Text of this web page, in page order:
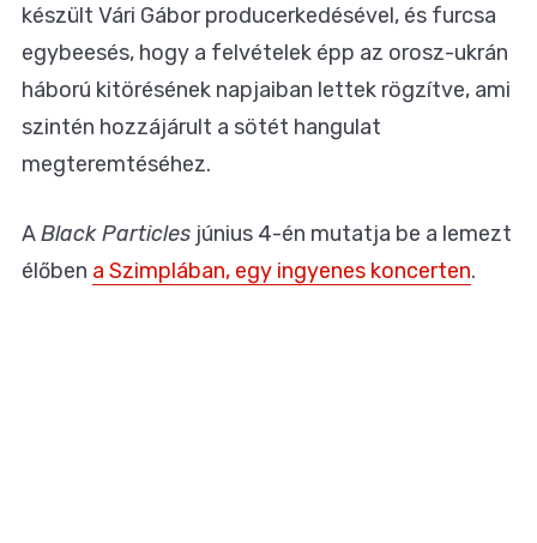
készült Vári Gábor producerkedésével, és furcsa
egybeesés, hogy a felvételek épp az orosz-ukrán
háború kitörésének napjaiban lettek rögzítve, ami
szintén hozzájárult a sötét hangulat
megteremtéséhez.
ABlack Particles június 4-én mutatja be a lemezt
élőben a Szimplában, egy ingyenes koncerten.